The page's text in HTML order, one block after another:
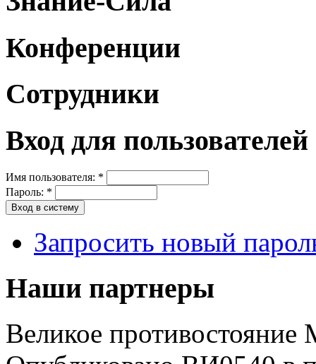
Конференции
Сотрудники
Вход для пользователей
Имя пользователя: *
Пароль: *
Запросить новый
Наши партнеры
Великое противостояние